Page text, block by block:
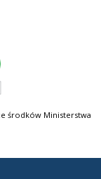
środków Ministerstwa